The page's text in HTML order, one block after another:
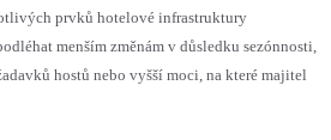
prvků hotelové infrastruktury
menším změnám v důsledku sezónnosti,
hostů nebo vyšší moci, na které majitel